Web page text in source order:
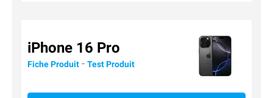
iPhone 16 Pro
Fiche Produit - Test Produit